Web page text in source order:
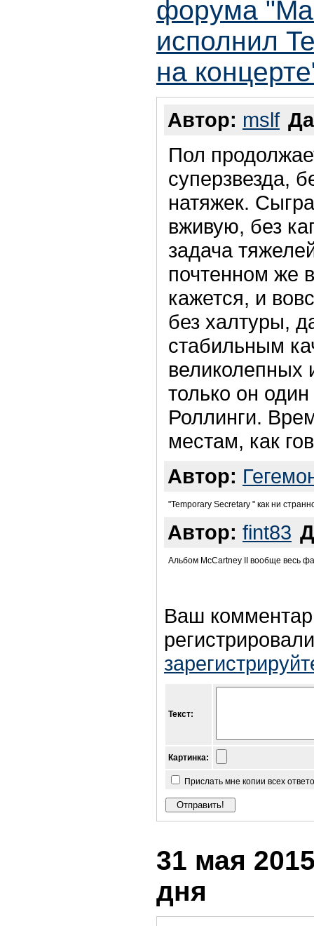
форума
исполнил
на
Автор: mslf
Пол
суперзвезда,
натяжек.
вживую, без
задача
почтенном же
кажется, и
без халтуры,
стабильным
великолепных
только он
Роллинги.
местам, как
Автор:
"Temporary Secretary " как ни
Автор: fint83
Альбом McCartney II вообще весь
Ваш
Текст:
Картинка:
Прислать мне копии всех
31 мая
дня